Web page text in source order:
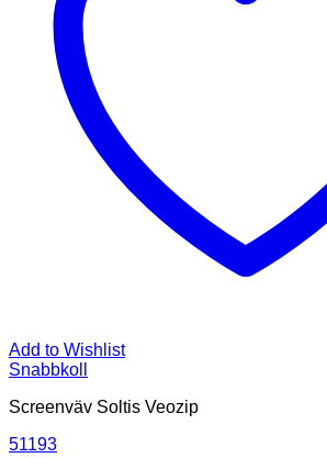
Add to Wishlist
Snabbkoll
Screenväv Soltis Veozip
51193